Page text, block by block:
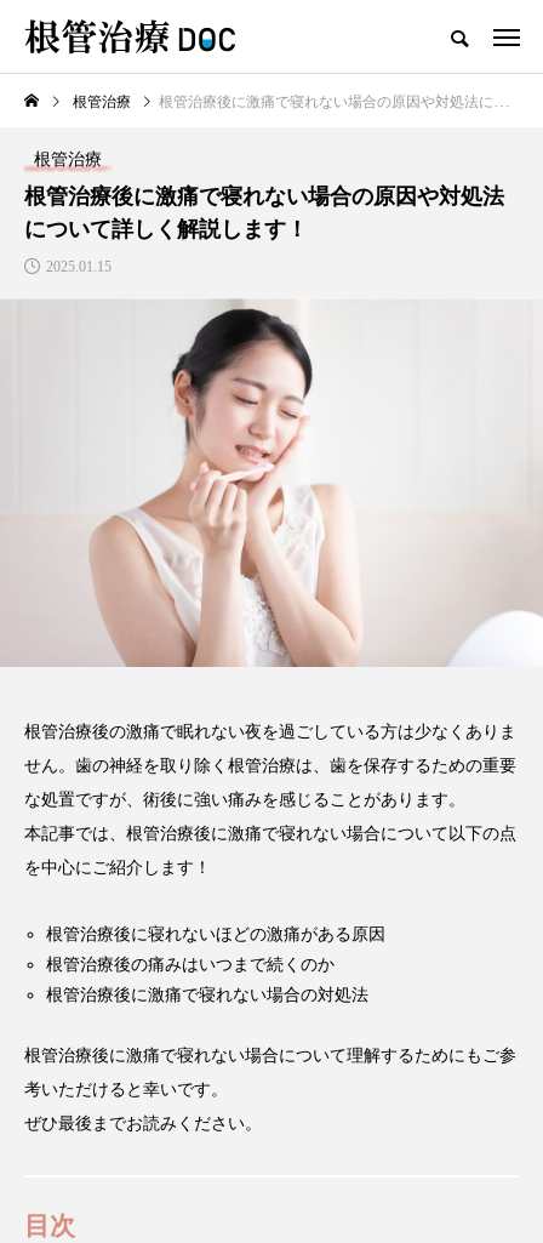
TOP 根管治療
新着記事
根管治療
高田馬場おすすめの根管治療
2026.02.03
注目のトピック
根管治療 根管治療後に激痛で寝れない場合の原因や対処法について詳しく解説します！
根管治療
根管治療後に激痛で寝れない場合の原因や対処法
について詳しく解説します！
2025.01.15
根管治療後の激痛で眠れない夜を過ごしている方は少なくありま
せん。歯の神経を取り除く根管治療は、歯を保存するための重要
な処置ですが、術後に強い痛みを感じることがあります。
本記事では、根管治療後に激痛で寝れない場合について以下の点
を中心にご紹介します！
根管治療後に寝れないほどの激痛がある原因
根管治療後の痛みはいつまで続くのか
根管治療後に激痛で寝れない場合の対処法
根管治療後に激痛で寝れない場合について理解するためにもご参
考いただけると幸いです。
ぜひ最後までお読みください。
目次